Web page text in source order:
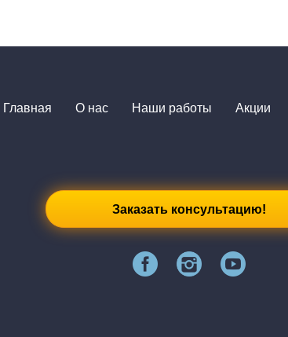
Главная О нас Наши работы Акции
Заказать консультацию!